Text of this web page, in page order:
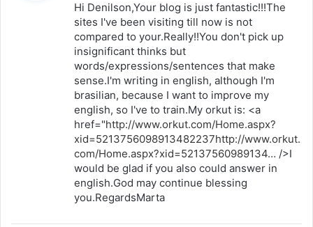
s
e
:
Hi Denilson,Your blog is just fantastic!!!The
sites I've been visiting till now is not
compared to your.Really!!You don't pick up
insignificant thinks but
words/expressions/sentences that make
sense.I'm writing in english, although I'm
brasilian, because I want to improve my
english, so I've to train.My orkut is: <a
href="http://www.orkut.com/Home.aspx?
xid=5213756098913482237http://www.orkut.
com/Home.aspx?xid=52137560989134… />I
would be glad if you also could answer in
english.God may continue blessing
you.RegardsMarta